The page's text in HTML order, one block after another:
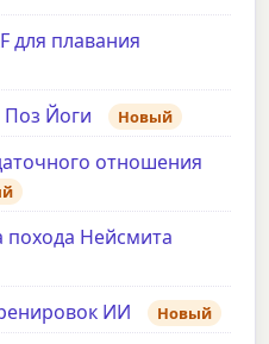
для плавания
Йоги Новый
отношения
похода Нейсмита
ИИ Новый